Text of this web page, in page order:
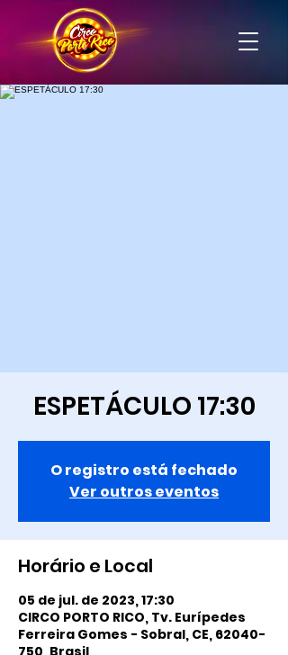
ESPETÁCULO 17:30
O registro está fechado
Ver outros eventos
Horário e Local
05 de jul. de 2023, 17:30
CIRCO PORTO RICO, Tv. Eurípedes
Ferreira Gomes - Sobral, CE, 62040-
750, Brasil